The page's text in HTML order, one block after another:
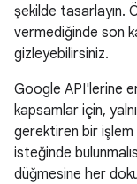
şekilde tasarlayın.
vermediğinde son
gizleyebilirsiniz.
Google API'lerine
kapsamlar için,
gerektiren bir
isteğinde
düğmesine her